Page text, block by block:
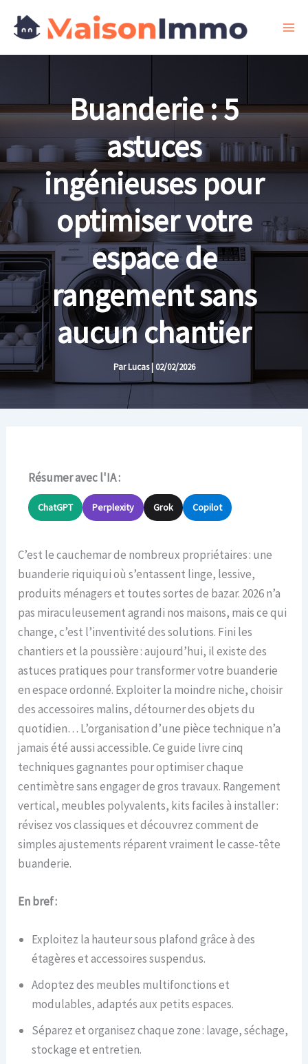
Buanderie : 5
astuces
ingénieuses pour
optimiser votre
espace de
rangement sans
aucun chantier
ParLucas| 02/02/2026
Résumer avec l'IA :
ChatGPT Perplexity Grok Copilot
C’est le cauchemar de nombreux propriétaires : une
buanderie riquiqui où s’entassent linge, lessive,
produits ménagers et toutes sortes de bazar. 2026 n’a
pas miraculeusement agrandi nos maisons, mais ce qui
change, c’est l’inventivité des solutions. Fini les
chantiers et la poussière : aujourd’hui, il existe des
astuces pratiques pour transformer votre buanderie
en espace ordonné. Exploiter la moindre niche, choisir
des accessoires malins, détourner des objets du
quotidien… L’organisation d’une pièce technique n’a
jamais été aussi accessible. Ce guide livre cinq
techniques gagnantes pour optimiser chaque
centimètre sans engager de gros travaux. Rangement
vertical, meubles polyvalents, kits faciles à installer :
révisez vos classiques et découvrez comment de
simples ajustements réparent vraiment le casse-tête
buanderie.
En bref :
Exploitez la hauteur sous plafond grâce à des
étagères et accessoires suspendus.
Adoptez des meubles multifonctions et
modulables, adaptés aux petits espaces.
Séparez et organisez chaque zone : lavage, séchage,
stockage et entretien.